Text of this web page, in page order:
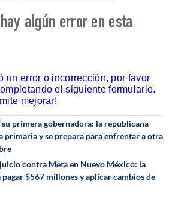
algún error en esta
un error o incorrección, por favor
el siguiente formulario.
mejorar!
su primera gobernadora: la republicana
primaria y se prepara para enfrentar a otra
contra Meta en Nuevo México: la
$567 millones y aplicar cambios de